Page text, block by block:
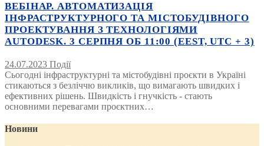
ВЕБІНАР. АВТОМАТИЗАЦІЯ
ІНФРАСТРУКТУРНОГО ТА МІСТОБУДІВНОГО
ПРОЕКТУВАННЯ З ТЕХНОЛОГІЯМИ
AUTODESK. 3 СЕРПНЯ ОБ 11:00 (EEST, UTC + 3)
24.07.2023 Події
Сьогодні інфраструктурні та містобудівні проєкти в Україні
стикаються з безліччю викликів, що вимагають швидких і
ефективних рішень. Швидкість і гнучкість - стають
основними перевагами проєктних…
Новини